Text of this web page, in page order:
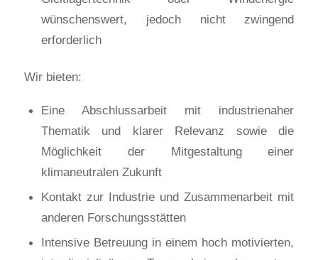
wünschenswert, jedoch nicht zwingend
erforderlich
Wir bieten:
Eine Abschlussarbeit mit industrienaher
Thematik und klarer Relevanz sowie die
Möglichkeit der Mitgestaltung einer
klimaneutralen Zukunft
Kontakt zur Industrie und Zusammenarbeit mit
anderen Forschungsstätten
Intensive Betreuung in einem hoch motivierten,